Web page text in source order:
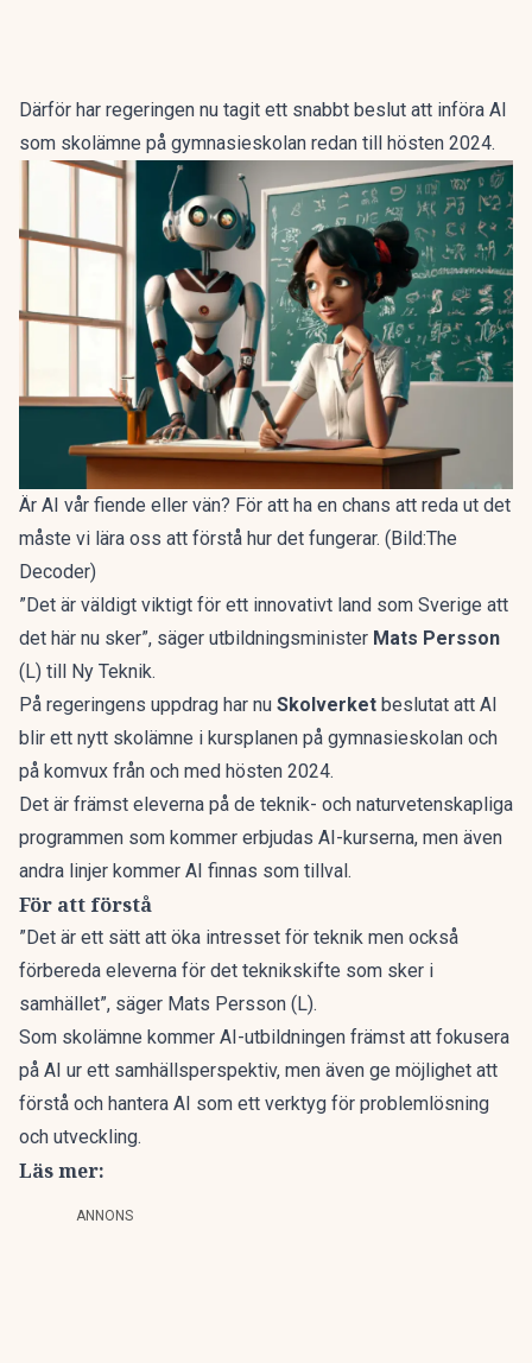
Därför har regeringen nu tagit ett snabbt beslut att införa AI
som skolämne på gymnasieskolan redan till hösten 2024.
Är AI vår fiende eller vän? För att ha en chans att reda ut det
måste vi lära oss att förstå hur det fungerar. (Bild:The
Decoder)
”Det är väldigt viktigt för ett innovativt land som Sverige att
det här nu sker”, säger utbildningsminister Mats Persson
(L) till Ny Teknik.
På regeringens uppdrag har nu Skolverket beslutat att AI
blir ett nytt skolämne i kursplanen på gymnasieskolan och
på komvux från och med hösten 2024.
Det är främst eleverna på de teknik- och naturvetenskapliga
programmen som kommer erbjudas AI-kurserna, men även
andra linjer kommer AI finnas som tillval.
För att förstå
”Det är ett sätt att öka intresset för teknik men också
förbereda eleverna för det teknikskifte som sker i
samhället”, säger Mats Persson (L).
Som skolämne kommer AI-utbildningen främst att fokusera
på AI ur ett samhällsperspektiv, men även ge möjlighet att
förstå och hantera AI som ett verktyg för problemlösning
och utveckling.
Läs mer:
ANNONS